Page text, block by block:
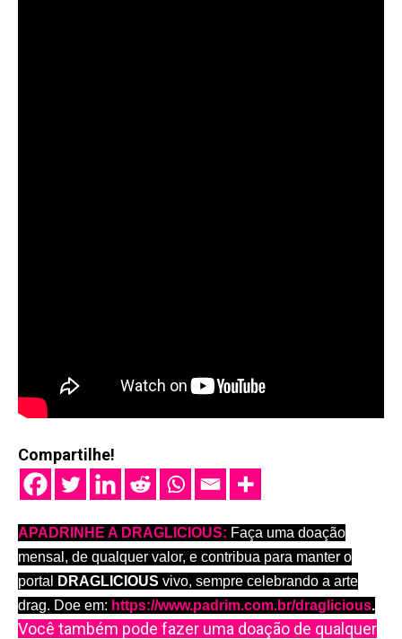
Compartilhe!
APADRINHE A DRAGLICIOUS: Faça uma doação
mensal, de qualquer valor, e contribua para manter o
portal
DRAGLICIOUS vivo, sempre celebrando a arte
drag. Doe em: https://www.padrim.com.br/draglicious.
Você também pode fazer uma doação de qualquer